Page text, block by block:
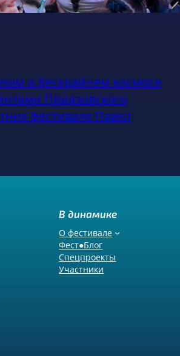
и бескрайнем космосе
Приазовского
фестиваля Павел
В динамике
О фестивале
Фест●Блог
Спецпроекты
Участники